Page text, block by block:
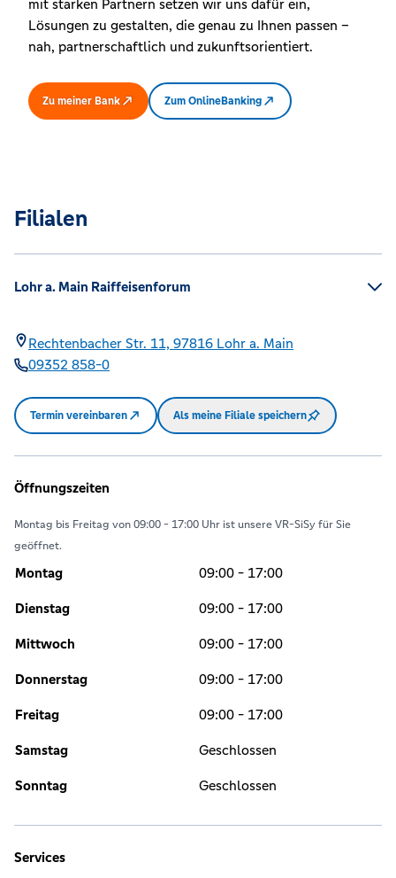
mit starken Partnern setzen wir uns dafür ein,
Lösungen zu gestalten, die genau zu Ihnen passen –
nah, partnerschaftlich und zukunftsorientiert.
Zu meiner Bank Zum OnlineBanking
Filialen
Lohr a. Main Raiffeisenforum
Rechtenbacher Str. 11, 97816 Lohr a. Main
09352 858-0
Termin vereinbaren Als meine Filiale speichern
Öffnungszeiten
Montag bis Freitag von 09:00 - 17:00 Uhr ist unsere VR-SiSy für Sie
geöffnet.
Montag 09:00 - 17:00
Dienstag 09:00 - 17:00
Mittwoch 09:00 - 17:00
Donnerstag 09:00 - 17:00
Freitag 09:00 - 17:00
Samstag Geschlossen
Sonntag Geschlossen
Services